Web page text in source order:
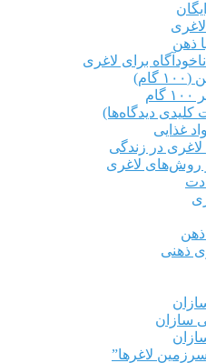
برای لاغری
کلیدی دیدگاه‌ها)
غذایی
لاغری در زندگی
روش‌های لاغری
ذهنی
سازان
سرزمین لاغرها”